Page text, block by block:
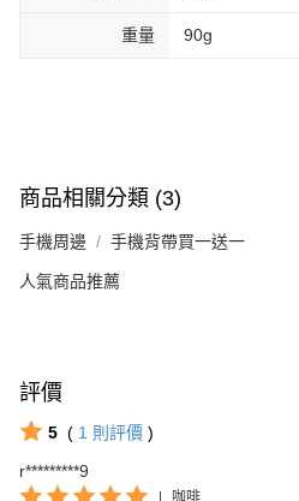
重量 90g
商品相關分類 (3)
手機周邊 手機背帶買一送一
人氣商品推薦
評價
5 ( 1 則評價 )
r*********9
| 咖啡